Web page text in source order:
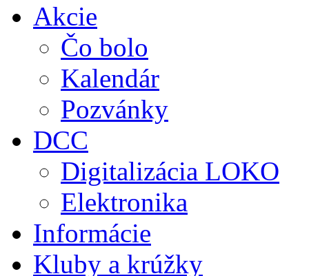
Akcie
Čo bolo
Kalendár
Pozvánky
DCC
Digitalizácia LOKO
Elektronika
Informácie
Kluby a krúžky